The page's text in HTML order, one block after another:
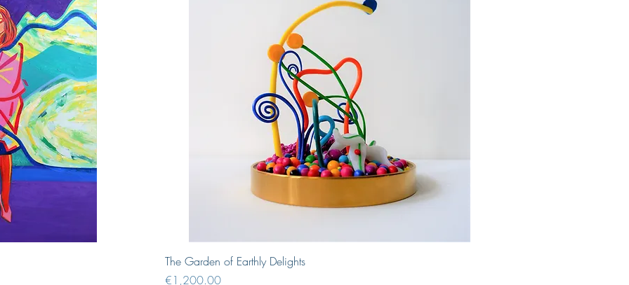
The Garden of Earthly Delights
Price
€1,200.00